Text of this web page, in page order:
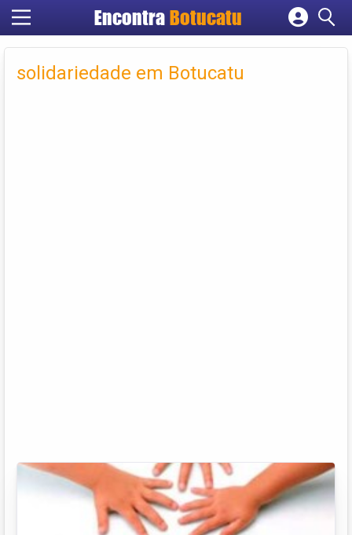
EncontraBotucatu
Cadastrar empresa
Criar conta
solidariedade em Botucatu